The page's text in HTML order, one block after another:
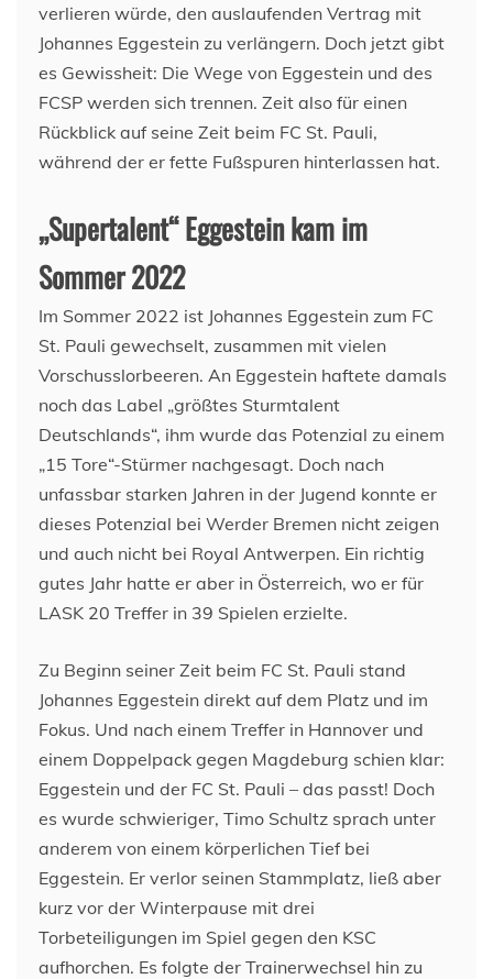
verlieren würde, den auslaufenden Vertrag mit
Johannes Eggestein zu verlängern. Doch jetzt gibt
es Gewissheit: Die Wege von Eggestein und des
FCSP werden sich trennen. Zeit also für einen
Rückblick auf seine Zeit beim FC St. Pauli,
während der er fette Fußspuren hinterlassen hat.
„Supertalent“ Eggestein kam im
Sommer 2022
Im Sommer 2022 ist Johannes Eggestein zum FC
St. Pauli gewechselt, zusammen mit vielen
Vorschusslorbeeren. An Eggestein haftete damals
noch das Label „größtes Sturmtalent
Deutschlands“, ihm wurde das Potenzial zu einem
„15 Tore“-Stürmer nachgesagt. Doch nach
unfassbar starken Jahren in der Jugend konnte er
dieses Potenzial bei Werder Bremen nicht zeigen
und auch nicht bei Royal Antwerpen. Ein richtig
gutes Jahr hatte er aber in Österreich, wo er für
LASK 20 Treffer in 39 Spielen erzielte.
Zu Beginn seiner Zeit beim FC St. Pauli stand
Johannes Eggestein direkt auf dem Platz und im
Fokus. Und nach einem Treffer in Hannover und
einem Doppelpack gegen Magdeburg schien klar:
Eggestein und der FC St. Pauli – das passt! Doch
es wurde schwieriger, Timo Schultz sprach unter
anderem von einem körperlichen Tief bei
Eggestein. Er verlor seinen Stammplatz, ließ aber
kurz vor der Winterpause mit drei
Torbeteiligungen im Spiel gegen den KSC
aufhorchen. Es folgte der Trainerwechsel hin zu